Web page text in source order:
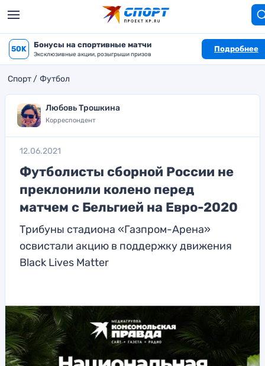
50K Бонусы на спортивные матчи
Эксклюзивные акции, розыгрыши призов
Подробнее
Спорт Футбол
Любовь Трошкина
Корреспондент
12.06.2021
Футболисты сборной России не
преклонили колено перед
матчем с Бельгией на Евро-2020
Трибуны стадиона «Газпром-Арена»
освистали акцию в поддержку движения
Black Lives Matter